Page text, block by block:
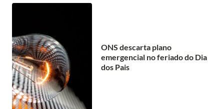
ONS descarta plano
emergencial no feriado do Dia
dos Pais